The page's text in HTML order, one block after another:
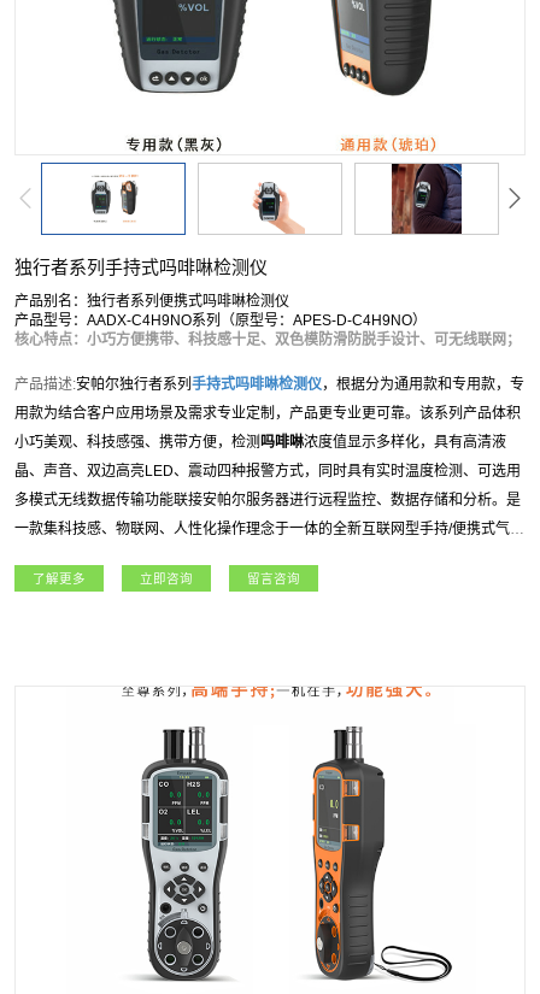
独行者系列手持式吗啡啉检测仪
产品别名：独行者系列便携式吗啡啉检测仪
产品型号：AADX-C4H9NO系列（原型号：APES-D-C4H9NO）
核心特点：小巧方便携带、科技感十足、双色模防滑防脱手设计、可无线联网；
产品描述:安帕尔独行者系列 手持式吗啡啉检测仪，根据分为通用款和专用款，专
用款为结合客户应用场景及需求专业定制，产品更专业更可靠。该系列产品体积
小巧美观、科技感强、携带方便，检测吗啡啉浓度值显示多样化，具有高清液
晶、声音、双边高亮LED、震动四种报警方式，同时具有实时温度检测、可选用
多模式无线数据传输功能联接安帕尔服务器进行远程监控、数据存储和分析。是
一款集科技感、物联网、人性化操作理念于一体的全新互联网型手持/便携式气体
工、电力、科研院所、市政工程、矿业、冶金等各行业领域。
了解更多 立即咨询 留言咨询